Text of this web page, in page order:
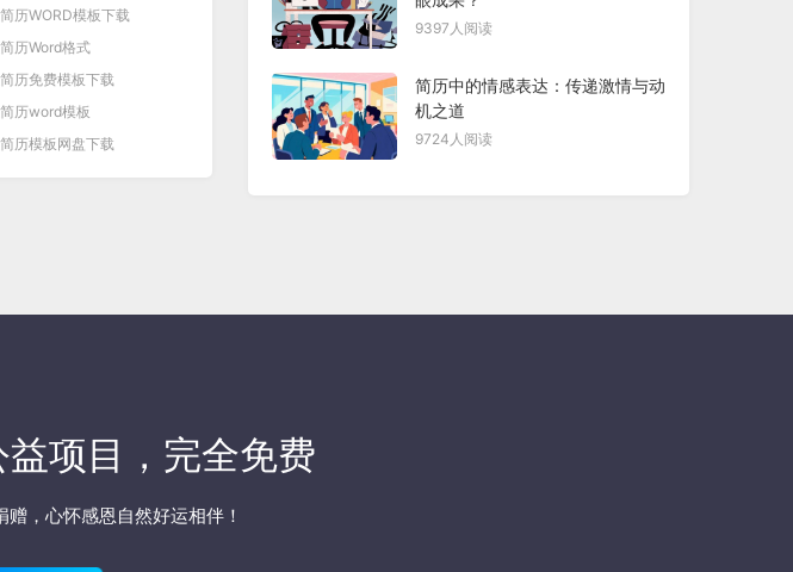
历WORD模板下载
历Word格式
历免费模板下载
历word模板
历模板网盘下载
9397人阅读
简历中的情感表达：传递激情与动
机之道
9724人阅读
项目，完全免费
赠 ，心怀感恩自然好运相伴！